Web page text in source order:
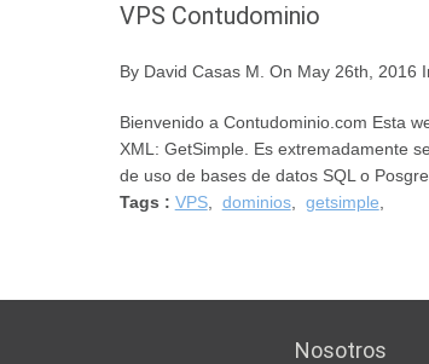
VPS Contudominio
By David Casas M. On May 26th, 2016
Bienvenido a Contudominio.com Esta
XML: GetSimple. Es extremadamente
de uso de bases de datos SQL o
Tags : VPS, dominios, getsimple
Nosotros